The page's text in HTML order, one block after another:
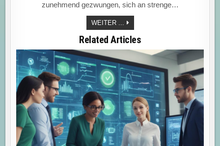
zunehmend gezwungen, sich an strenge…
WEITER ... „COMPLIANCETRENDS
NUTZEN:
ERFOLGREICHE
TRANSFORMATION
IN
BANKING-
COMPLIANCE
MEISTERN“
Related Articles